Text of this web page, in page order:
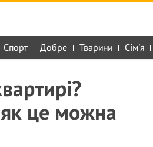
Спорт Добре Тварини Сім'я
це можна